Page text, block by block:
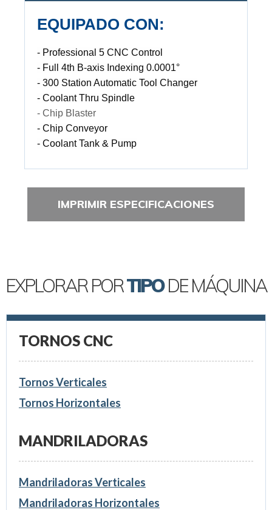
EQUIPADO CON:
- Professional 5 CNC Control
- Full 4th B-axis Indexing 0.0001°
- 300 Station Automatic Tool Changer
- Coolant Thru Spindle
- Chip Blaster
- Chip Conveyor
- Coolant Tank & Pump
IMPRIMIR ESPECIFICACIONES
EXPLORAR PORTIPODE MÁQUINA
TORNOS CNC
Tornos Verticales
Tornos Horizontales
MANDRILADORAS
Mandriladoras Verticales
Mandriladoras Horizontales